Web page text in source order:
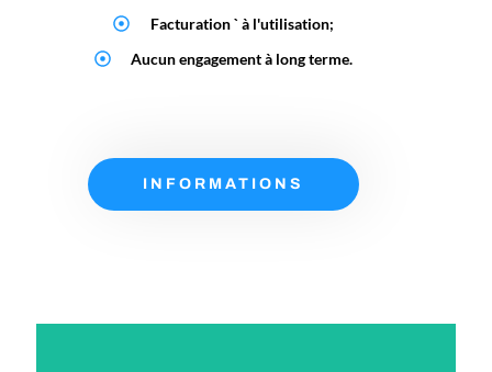
Facturation ` à l'utilisation;
Aucun engagement à long terme.
INFORMATIONS